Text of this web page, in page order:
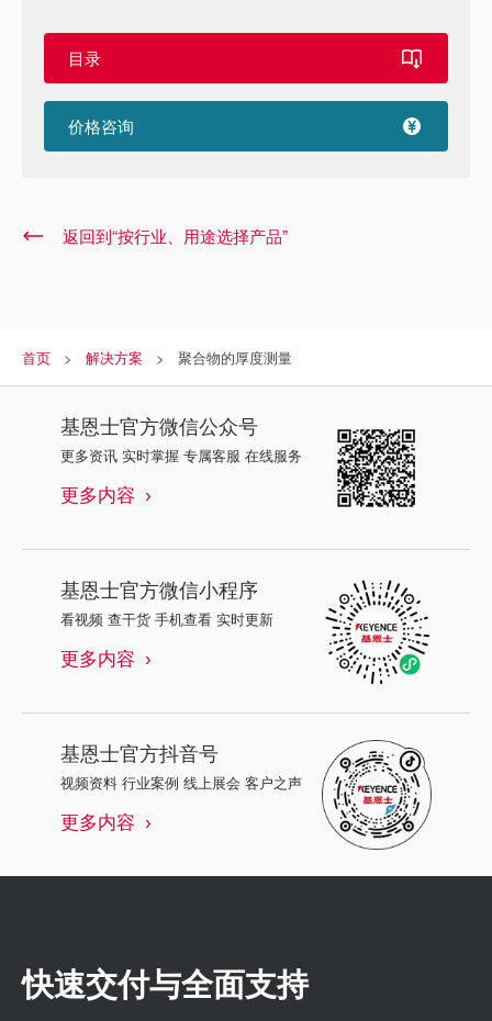
目录
价格咨询
返回到“按行业、用途选择产品”
首页 解决方案 聚合物的厚度测量
基恩士官方微信公众号
更多资讯 实时掌握 专属客服 在线服务
更多内容
基恩士官方微信小程序
看视频 查干货 手机查看 实时更新
更多内容
基恩士官方抖音号
视频资料 行业案例 线上展会 客户之声
更多内容
快速交付与全面支持